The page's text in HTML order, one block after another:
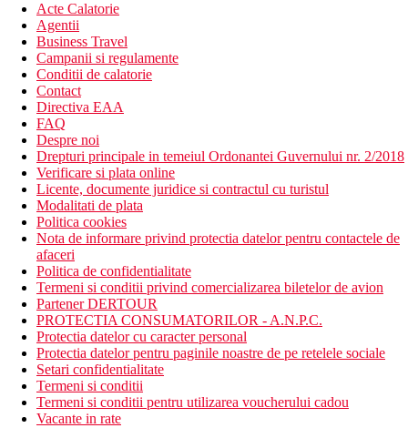
Acte Calatorie
Agentii
Business Travel
Campanii si regulamente
Conditii de calatorie
Contact
Directiva EAA
FAQ
Despre noi
Drepturi principale in temeiul Ordonantei Guvernului nr. 2/2018
Verificare si plata online
Licente, documente juridice si contractul cu turistul
Modalitati de plata
Politica cookies
Nota de informare privind protectia datelor pentru contactele de
afaceri
Politica de confidentialitate
Termeni si conditii privind comercializarea biletelor de avion
Partener DERTOUR
PROTECTIA CONSUMATORILOR - A.N.P.C.
Protectia datelor cu caracter personal
Protectia datelor pentru paginile noastre de pe retelele sociale
Setari confidentialitate
Termeni si conditii
Termeni si conditii pentru utilizarea voucherului cadou
Vacante in rate